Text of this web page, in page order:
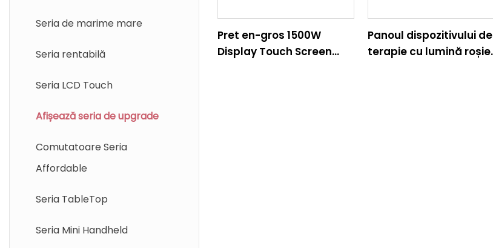
Seria de marime mare
Seria rentabilă
Seria LCD Touch
Afișează seria de upgrade
Comutatoare Seria
Affordable
Seria TableTop
Seria Mini Handheld
Pret en-gros 1500W
Display Touch Screen
Panoul dispozitivului de
terapie cu lumină roșie